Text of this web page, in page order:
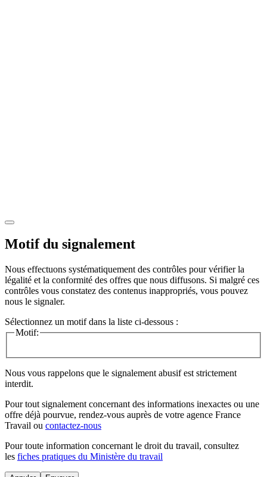
Motif du signalement
Nous effectuons systématiquement des contrôles pour vérifier la
légalité et la conformité des offres que nous diffusons. Si malgré ces
contrôles vous constatez des contenus inappropriés, vous pouvez
nous le signaler.
Sélectionnez un motif dans la liste ci-dessous :
Motif:
Nous vous rappelons que le signalement abusif est strictement
interdit.
Pour tout signalement concernant des informations inexactes ou une
offre déjà pourvue, rendez-vous auprès de votre agence France
Travail ou contactez-nous
Pour toute information concernant le droit du travail, consultez
les fiches pratiques du Ministère du travail